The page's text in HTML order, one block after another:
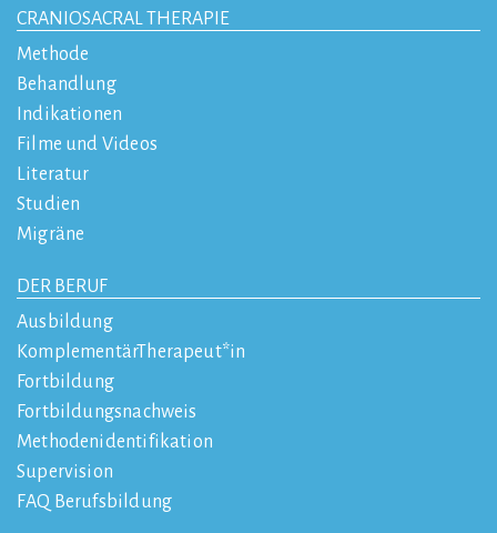
CRANIOSACRAL THERAPIE
Methode
Behandlung
Indikationen
Filme und Videos
Literatur
Studien
Migräne
DER BERUF
Ausbildung
KomplementärTherapeut*in
Fortbildung
Fortbildungsnachweis
Methodenidentifikation
Supervision
FAQ Berufsbildung